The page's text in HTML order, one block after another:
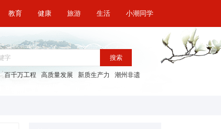
教育 健康 旅游 生活 小潮同学
搜索
百千万工程 高质量发展 新质生产力 潮州非遗